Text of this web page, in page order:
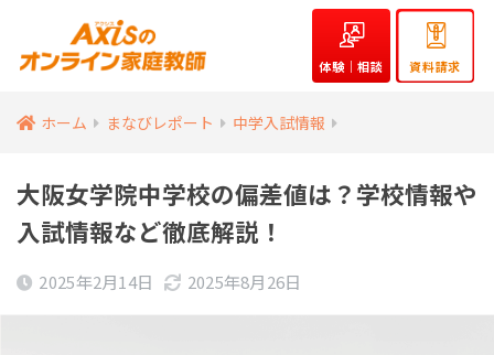
体験｜相談 資料請求
ホーム まなびレポート 中学入試情報
大阪女学院中学校の偏差値は？学校情報や
入試情報など徹底解説！
2025年2月14日 2025年8月26日